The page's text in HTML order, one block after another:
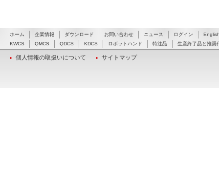
ホーム 企業情報 ダウンロード お問い合わせ ニュース ログイン
KWCS
QMCS QDCS KDCS ロボットハンド 特注品 生産終了品と推奨
個人情報の取扱いについて サイトマップ